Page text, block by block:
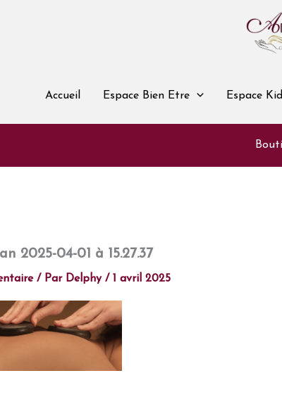
Accueil Espace Bien Etre Espace
2025-04-01 à 15.27.37
/ Par Delphy / 1 avril 2025